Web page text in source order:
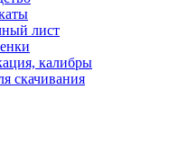
лист
калибры
cкачивания